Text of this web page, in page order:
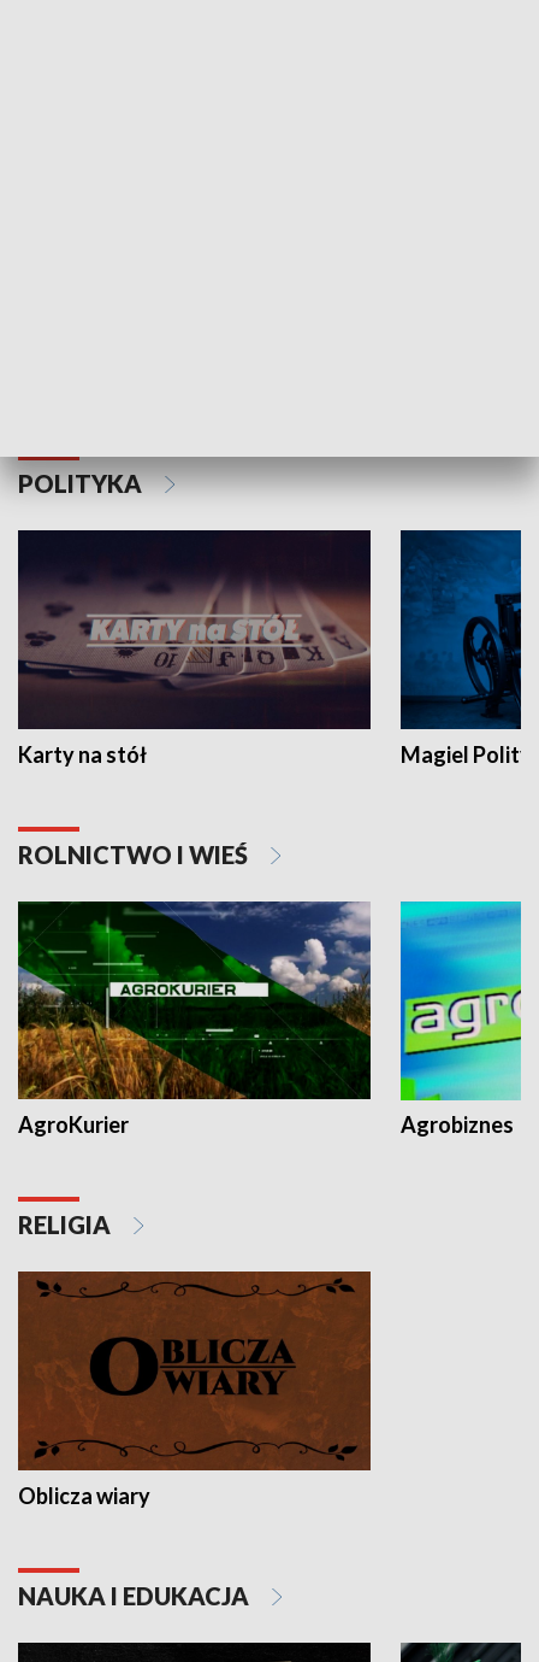
POLITYKA
Karty na stół Magiel
ROLNICTWO I WIEŚ
AgroKurier Agrobiznes
RELIGIA
Oblicza wiary
NAUKA I EDUKACJA